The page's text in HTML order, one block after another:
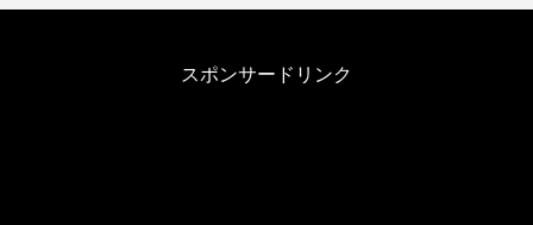
スポンサードリンク